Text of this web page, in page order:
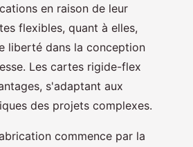
en raison de leur
flexibles, quant à elles,
liberté dans la conception
Les cartes rigide-flex
s'adaptant aux
des projets complexes.
commence par la